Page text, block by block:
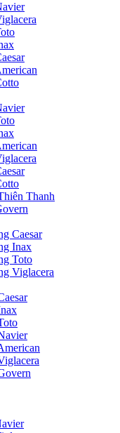
Thanh
Caesar
Inax
Toto
Viglacera